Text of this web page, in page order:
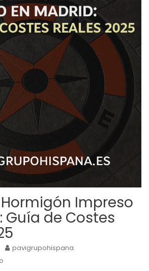
Impreso
Guía de Costes
pavigrupohispana